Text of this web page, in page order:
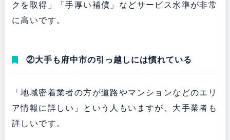
クを取得」「手厚い補償」などサービス水準が非常
に高いです。
②大手も府中市の引っ越しには慣れている
「地域密着業者の方が道路やマンションなどのエリ
ア情報に詳しい」という人もいますが、大手業者も
詳しいです。